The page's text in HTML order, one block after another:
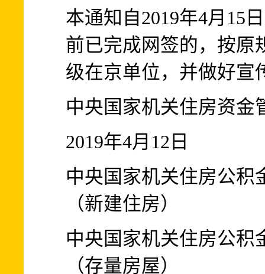
本通知自2019年4月15
前已完成网签的，按原
级在京单位，并做好宣
中央国家机关住房资金
2019年4月12日
中央国家机关住房公积
（新建住房）
中央国家机关住房公积
（存量房屋）